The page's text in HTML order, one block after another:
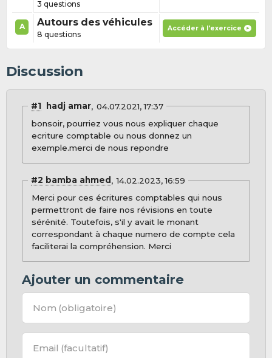
3 questions
A Autours des véhicules
8 questions
Accéder à l'exercice
Discussion
#1 hadj amar 04.07.2021, 17:37
bonsoir, pourriez vous nous expliquer chaque
ecriture comptable ou nous donnez un
exemple.merci de nous repondre
#2 bamba ahmed
14.02.2023, 16:59
Merci pour ces écritures comptables qui nous
permettront de faire nos révisions en toute
sérénité. Toutefois, s'il y avait le monant
correspondant à chaque numero de compte cela
faciliterai la compréhension. Merci
Ajouter un commentaire
Nom (obligatoire)
Email (facultatif)